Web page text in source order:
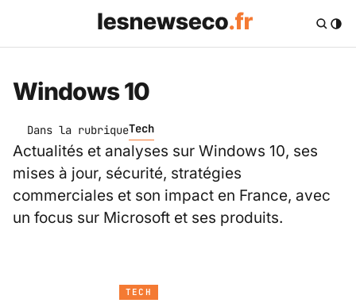
Windows 10
Dans la rubriqueTech
Actualités et analyses sur Windows 10, ses
mises à jour, sécurité, stratégies
commerciales et son impact en France, avec
un focus sur Microsoft et ses produits.
TECH